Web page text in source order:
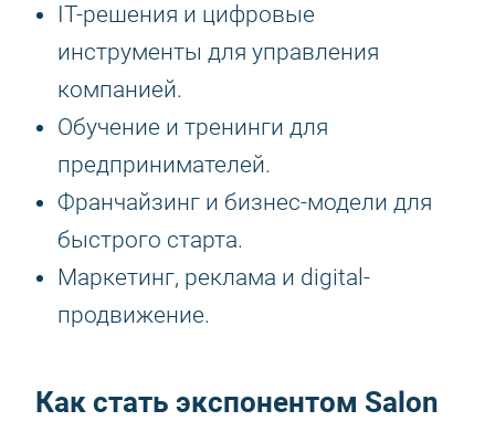
IT-решения и цифровые
инструменты для управления
компанией.
Обучение и тренинги для
предпринимателей.
Франчайзинг и бизнес-модели для
быстрого старта.
Маркетинг, реклама и digital-
продвижение.
Как стать экспонентом Salon